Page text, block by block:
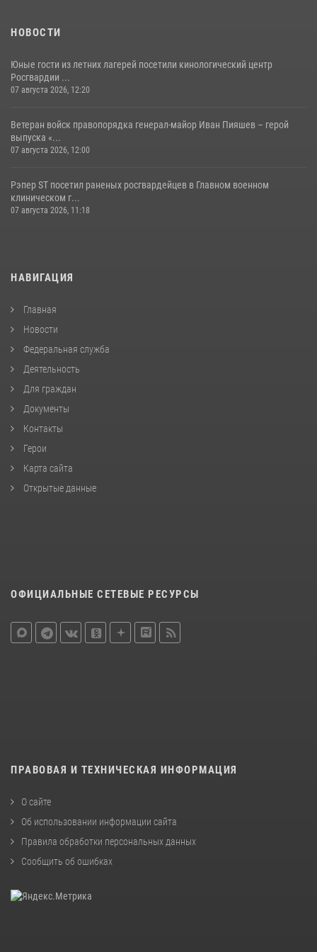
НОВОСТИ
Юные гости из летних лагерей посетили кинологический центр
Росгвардии ...
07 августа 2026, 12:20
Ветеран войск правопорядка генерал-майор Иван Пияшев – герой
выпуска «...
07 августа 2026, 12:00
Рэпер ST посетил раненых росгвардейцев в Главном военном
клиническом г...
07 августа 2026, 11:18
НАВИГАЦИЯ
Главная
Новости
Федеральная служба
Деятельность
Для граждан
Документы
Контакты
Герои
Карта сайта
Открытые данные
ОФИЦИАЛЬНЫЕ СЕТЕВЫЕ РЕСУРСЫ
ПРАВОВАЯ И ТЕХНИЧЕСКАЯ ИНФОРМАЦИЯ
О сайте
Об использовании информации сайта
Правила обработки персональных данных
Сообщить об ошибках